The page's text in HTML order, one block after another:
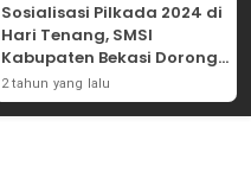
Sosialisasi Pilkada 2024 di
Hari Tenang, SMSI
Kabupaten Bekasi Dorong
Angka Partisipasi
Masyarakat
2 tahun yang lalu